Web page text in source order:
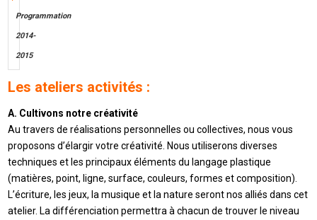
Programmation
2014-
2015
Les ateliers activités :
A. Cultivons notre créativité
Au travers de réalisations personnelles ou collectives, nous vous
proposons d’élargir votre créativité. Nous utiliserons diverses
techniques et les principaux éléments du langage plastique
(matières, point, ligne, surface, couleurs, formes et composition).
L’écriture, les jeux, la musique et la nature seront nos alliés dans cet
atelier. La différenciation permettra à chacun de trouver le niveau